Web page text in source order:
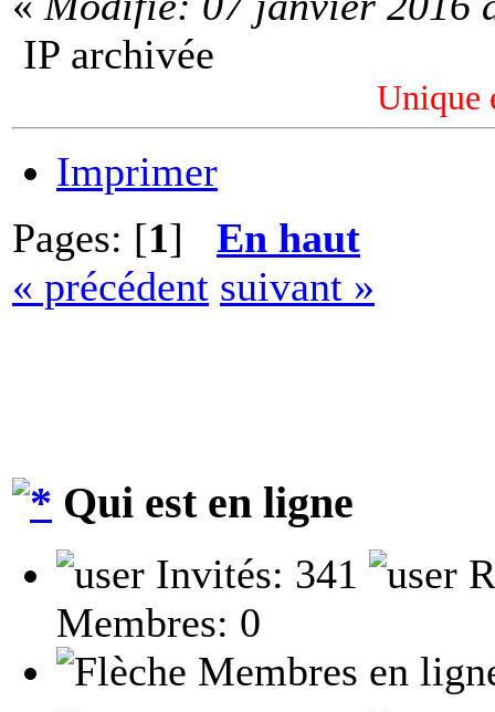
IP archivée
Unique
Imprimer
Pages: [1] En haut
« précédent suivant »
Qui est en ligne
Invités: 341
Membres: 0
Membres en